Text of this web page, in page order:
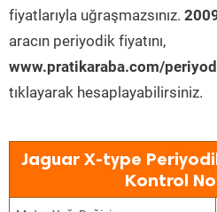
fiyatlarıyla uğraşmazsınız.
aracın periyodik fiyatını,
www.pratikaraba.com/
tıklayarak hesaplayabilirsiniz.
Jaguar X-type
Kontrol